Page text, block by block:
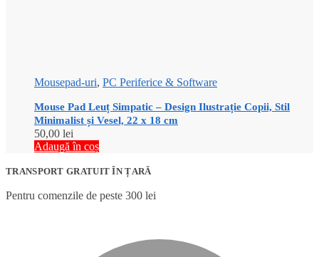
Mousepad-uri, PC Periferice & Software
Mouse Pad Leuț Simpatic – Design Ilustrație Copii, Stil
Minimalist și Vesel, 22 x 18 cm
50,00 lei
Adaugă în coș
TRANSPORT GRATUIT ÎN ȚARĂ
Pentru comenzile de peste 300 lei